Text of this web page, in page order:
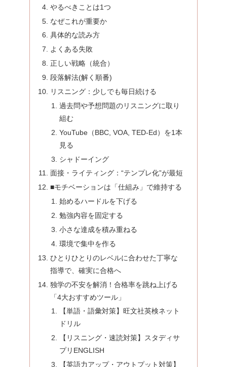
やるべきことは1つ
なぜこれが重要か
具体的な読み方
よくある失敗
正しい戦略（統合）
段落解法(解く順番)
リスニング：少しでも毎日続ける
過去問や予想問題のリスニングに取り
組む
YouTube（BBC, VOA, TED-Ed）を1本
見る
シャドーイング
面接・ライティング：“テンプレ化”が最短
■モチベーションは「仕組み」で維持する
始めるハードルを下げる
勉強内容を固定する
小さな達成を積み重ねる
環境で集中を作る
ひとりひとりのレベルに合わせた丁寧な
指導で、確実に合格へ
独学の不安を解消！合格率を跳ね上げる
「4大おすすめツール」
【単語・語彙対策】旺文社英検ネット
ドリル
【リスニング・速読対策】スタディサ
プリENGLISH
【英語力アップ・アウトプット対策】